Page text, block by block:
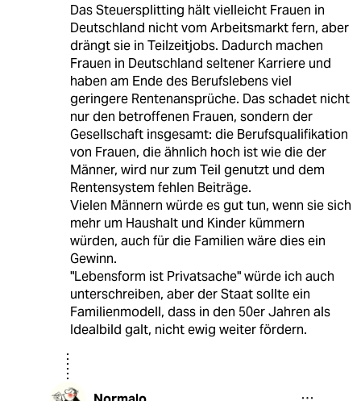
Das Steuersplitting hält vielleicht Frauen in
Deutschland nicht vom Arbeitsmarkt fern, aber
drängt sie in Teilzeitjobs. Dadurch machen
Frauen in Deutschland seltener Karriere und
haben am Ende des Berufslebens viel
geringere Rentenansprüche. Das schadet nicht
nur den betroffenen Frauen, sondern der
Gesellschaft insgesamt: die Berufsqualifikation
von Frauen, die ähnlich hoch ist wie die der
Männer, wird nur zum Teil genutzt und dem
Rentensystem fehlen Beiträge.
Vielen Männern würde es gut tun, wenn sie sich
mehr um Haushalt und Kinder kümmern
würden, auch für die Familien wäre dies ein
Gewinn.
"Lebensform ist Privatsache" würde ich auch
unterschreiben, aber der Staat sollte ein
Familienmodell, dass in den 50er Jahren als
Idealbild galt, nicht ewig weiter fördern.